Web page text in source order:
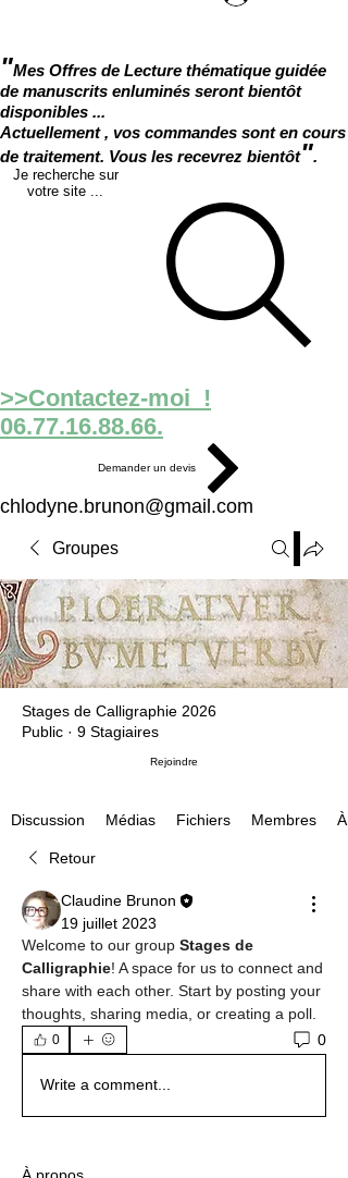
"Mes Offres de Lecture thématique guidée
de manuscrits enluminés seront bientôt
disponibles ...
Actuellement , vos commandes sont en cours
de traitement. Vous les recevrez bientôt".
Je recherche sur
votre site ...
>>Contactez-moi !
06.77.16.88.66.
Demander un devis
chlodyne.brunon@gmail.com
Groupes
Stages de Calligraphie 2026
Public · 9 Stagiaires
Rejoindre
Discussion Médias Fichiers Membres
Retour
Claudine Brunon
19 juillet 2023
Welcome to our group Stages de
Calligraphie! A space for us to connect and
share with each other. Start by posting your
thoughts, sharing media, or creating a poll.
0 0
Write a comment...